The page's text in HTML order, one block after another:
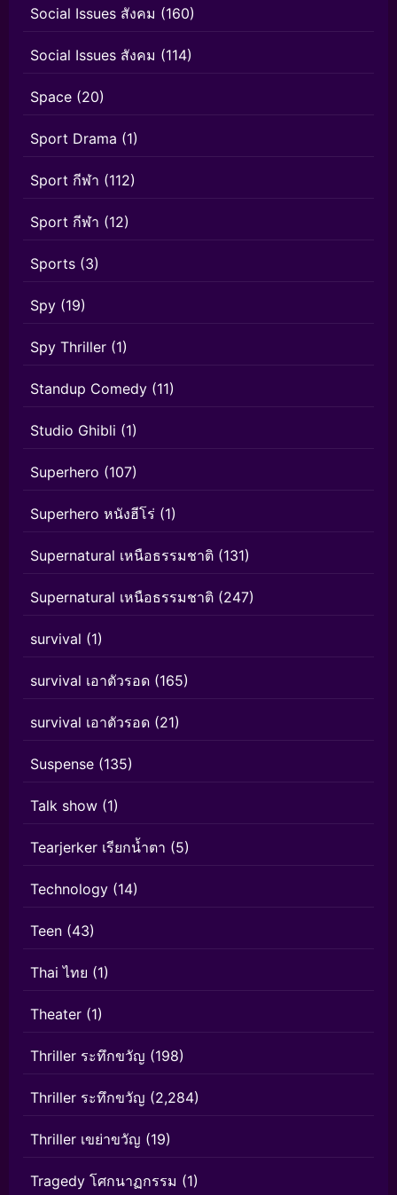
Social Issues สังคม (160)
Social Issues สังคม (114)
Space (20)
Sport Drama (1)
Sport กีฬา (112)
Sport กีฬา (12)
Sports (3)
Spy (19)
Spy Thriller (1)
Standup Comedy (11)
Studio Ghibli (1)
Superhero (107)
Superhero หนังฮีโร่ (1)
Supernatural เหนือธรรมชาติ (131)
Supernatural เหนือธรรมชาติ (247)
survival (1)
survival เอาตัวรอด (165)
survival เอาตัวรอด (21)
Suspense (135)
Talk show (1)
Tearjerker เรียกน้ำตา (5)
Technology (14)
Teen (43)
Thai ไทย (1)
Theater (1)
Thriller ระทึกขวัญ (198)
Thriller ระทึกขวัญ (2,284)
Thriller เขย่าขวัญ (19)
Tragedy โศกนาฏกรรม (1)